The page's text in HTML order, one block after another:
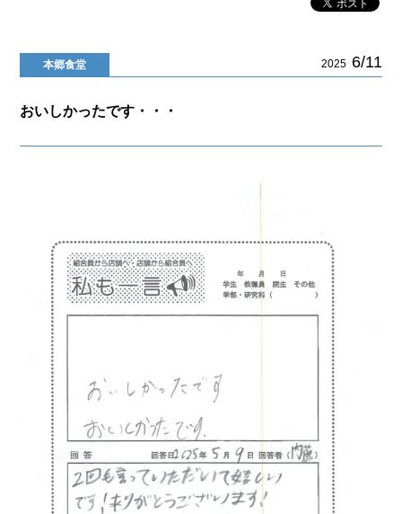
本郷食堂 2025 6/11
おいしかったです・・・